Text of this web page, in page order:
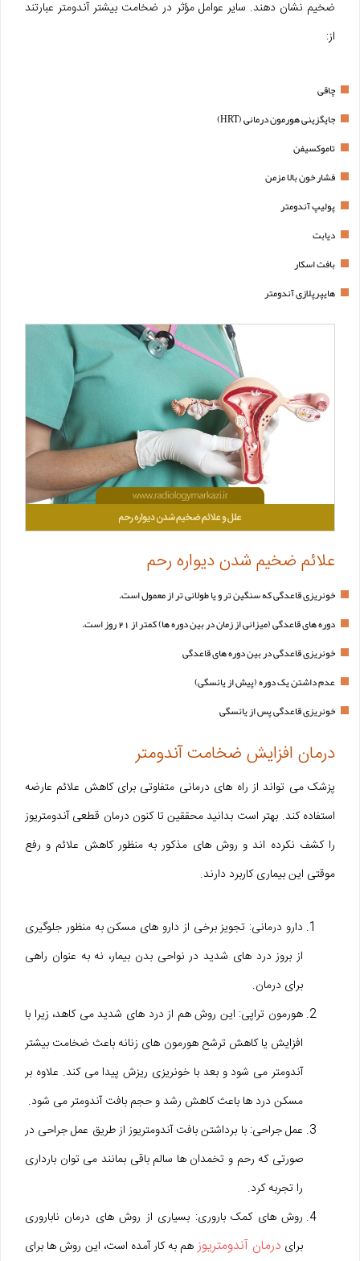
ضخیم نشان دهند. سایر عوامل مؤثر در ضخامت بیشتر آندومتر عبارتند
از:
چاقی
جایگزینی هورمون درمانی (HRT)
تاموکسیفن
فشار خون بالا مزمن
پولیپ آندومتر
دیابت
بافت اسکار
هایپرپلازی آندومتر
علائم ضخیم شدن دیواره رحم
خونریزی قاعدگی که سنگین تر و یا طولانی تر از معمول است.
دوره های قاعدگی (میزانی از زمان در بین دوره ها) کمتر از 21 روز است.
خونریزی قاعدگی در بین دوره های قاعدگی
عدم داشتن یک دوره (پیش از یائسگی)
خونریزی قاعدگی پس از یائسگی
درمان افزایش ضخامت آندومتر
پزشک می تواند از راه های درمانی متفاوتی برای کاهش علائم عارضه
استفاده کند. بهتر است بدانید محققین تا کنون درمان قطعی آندومتریوز
را کشف نکرده اند و روش های مذکور به منظور کاهش علائم و رفع
موقتی این بیماری کاربرد دارند.
دارو درمانی: تجویز برخی از دارو های مسکن به منظور جلوگیری
از بروز درد های شدید در نواحی بدن بیمار، نه به عنوان راهی
برای درمان.
هورمون تراپی: این روش هم از درد های شدید می کاهد، زیرا با
افزایش یا کاهش ترشح هورمون های زنانه باعث ضخامت بیشتر
آندومتر می شود و بعد با خونریزی ریزش پیدا می کند. علاوه بر
مسکن درد ها باعث کاهش رشد و حجم بافت آندومتر می شود.
عمل جراحی: با برداشتن بافت آندومتریوز از طریق عمل جراحی در
صورتی که رحم و تخمدان ها سالم باقی بمانند می توان بارداری
را تجربه کرد.
روش های کمک باروری: بسیاری از روش های درمان ناباروری
برای درمان آندومتریوزهم به کار آمده است، این روش ها برای